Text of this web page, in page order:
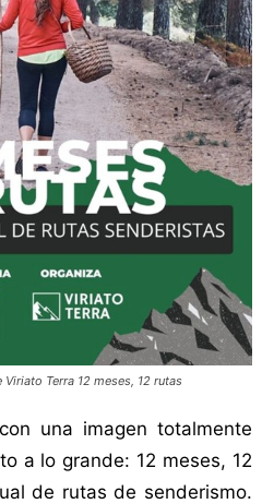
Terra 12 meses, 12 rutas
una imagen totalmente
a lo grande: 12 meses, 12
de rutas de senderismo.